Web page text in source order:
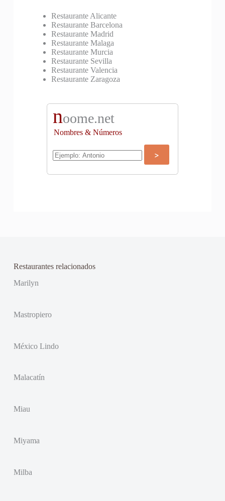
Restaurante Alicante
Restaurante Barcelona
Restaurante Madrid
Restaurante Malaga
Restaurante Murcia
Restaurante Sevilla
Restaurante Valencia
Restaurante Zaragoza
noome.net
Nombres & Números
Restaurantes relacionados
Marilyn
Mastropiero
México Lindo
Malacatín
Miau
Miyama
Milba